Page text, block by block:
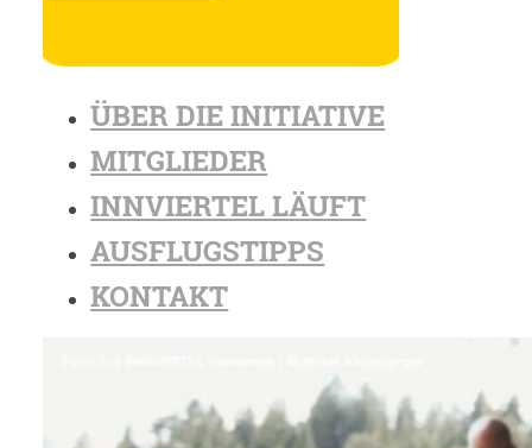
ÜBER DIE INITIATIVE
MITGLIEDER
INNVIERTEL LÄUFT
AUSFLUGSTIPPS
KONTAKT